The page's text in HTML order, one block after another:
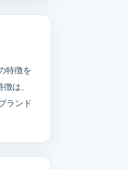
特徴を
は、
ランド